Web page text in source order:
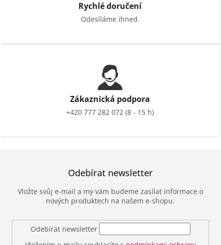
Rychlé doručení
Odesíláme ihned.
Zákaznická podpora
+420 777 282 072 (8 - 15 h)
Odebírat newsletter
Vložte svůj e-mail a my vám budeme zasílat informace o
nových produktech na našem e-shopu.
Odebírat newsletter